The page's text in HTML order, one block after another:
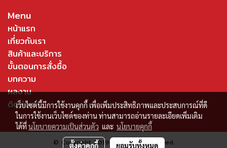
Menu
หน้าแรก
เกี่ยวกับเรา
สินค้าและบริการ
ขั้นตอนการสั่งซื้อ
บทความ
ผลงาน
ติดต่อเรา
© Copyright 2019 All Rights Reserved.
เว็บไซต์นี้มีการใช้งานคุกกี้ เพื่อเพิ่มประสิทธิภาพและประสบการณ์ที่ดี
ในการใช้งานเว็บไซต์ของท่าน ท่านสามารถอ่านรายละเอียดเพิ่มเติม
ได้ที่นโยบายความเป็นส่วนตัว และ นโยบายคุกกี้
ตั้งค่าคุกกี้ ยอมรับทั้งหมด